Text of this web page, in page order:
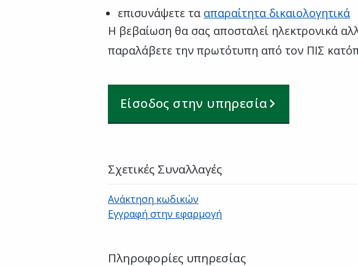
επισυνάψετε τα απαραίτητα δικαιολογητικά
Η βεβαίωση θα σας αποσταλεί ηλεκτρονικά
παραλάβετε την πρωτότυπη από τον ΠΙΣ
Είσοδος στην υπηρεσία
Σχετικές Συναλλαγές
Ανάκτηση κωδικών
Εγγραφή στην εφαρμογή
Πληροφορίες υπηρεσίας